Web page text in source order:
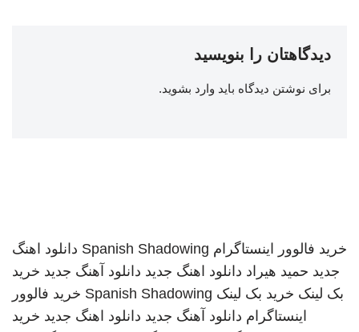
دیدگاهتان را بنویسید
برای نوشتن دیدگاه باید وارد بشوید.
خرید فالوور اینستاگرام Spanish Shadowing دانلود اهنگ
جدید حمید هیراد دانلود اهنگ جدید دانلود آهنگ جدید خرید
بک لینک خرید بک لینک Spanish Shadowing خرید فالوور
اینستاگرام دانلود آهنگ جدید دانلود اهنگ جدید خرید